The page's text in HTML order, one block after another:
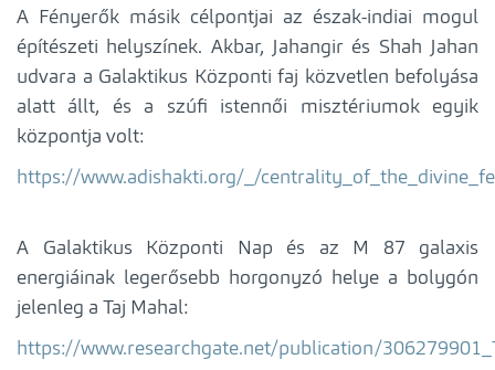
A Fényerők másik célpontjai az észak-indiai mogul
építészeti helyszínek. Akbar, Jahangir és Shah Jahan
udvara a Galaktikus Központi faj közvetlen befolyása
alatt állt, és a szúfi istennői misztériumok egyik
központja volt:
https://www.adishakti.org/_/
A Galaktikus Központi Nap és az M 87 galaxis
energiáinak legerősebb horgonyzó helye a bolygón
jelenleg a Taj Mahal:
https://www.researchgate.net/publication/